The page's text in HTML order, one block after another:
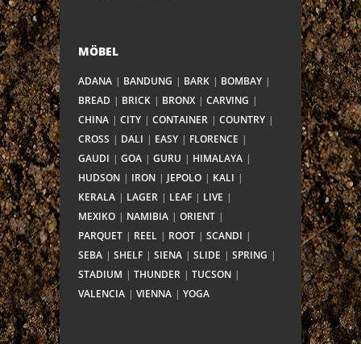
MÖBEL
ADANA BANDUNG BARK
BOMBAY
BREAD
BRICK BRONX
CARVING
CHINA
CITY CONTAINER
COUNTRY
CROSS
DALI EASY
FLORENCE
GAUDI
GOA GURU
HIMALAYA
HUDSON
IRON JEPOLO
KALI
KERALA
LAGER LEAF
LIVE
MEXIKO
NAMIBIA
ORIENT
PARQUET
REEL ROOT
SCANDI
SEBA
SHELF SIENA SLIDE
SPRING
STADIUM
THUNDER
TUCSON
VALENCIA
VIENNA YOGA